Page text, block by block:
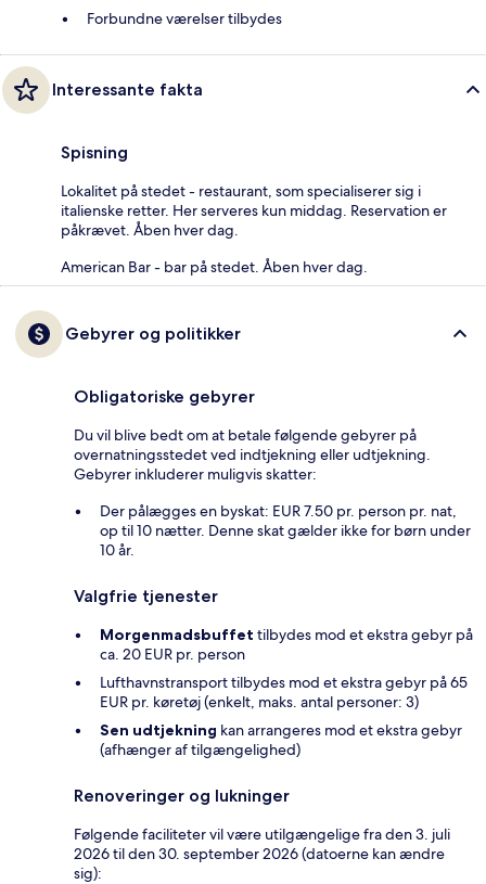
Forbundne værelser tilbydes
Interessante fakta
Spisning
Lokalitet på stedet - restaurant, som specialiserer sig i
italienske retter. Her serveres kun middag. Reservation er
påkrævet. Åben hver dag.
American Bar - bar på stedet. Åben hver dag.
Gebyrer og politikker
Obligatoriske gebyrer
Du vil blive bedt om at betale følgende gebyrer på
overnatningsstedet ved indtjekning eller udtjekning.
Gebyrer inkluderer muligvis skatter:
Der pålægges en byskat: EUR 7.50 pr. person pr. nat,
op til 10 nætter. Denne skat gælder ikke for børn under
10 år.
Valgfrie tjenester
Morgenmadsbuffet tilbydes mod et ekstra gebyr på
ca. 20 EUR pr. person
Lufthavnstransport tilbydes mod et ekstra gebyr på 65
EUR pr. køretøj (enkelt, maks. antal personer: 3)
Sen udtjekning kan arrangeres mod et ekstra gebyr
(afhænger af tilgængelighed)
Renoveringer og lukninger
Følgende faciliteter vil være utilgængelige fra den 3. juli
2026 til den 30. september 2026 (datoerne kan ændre
sig):